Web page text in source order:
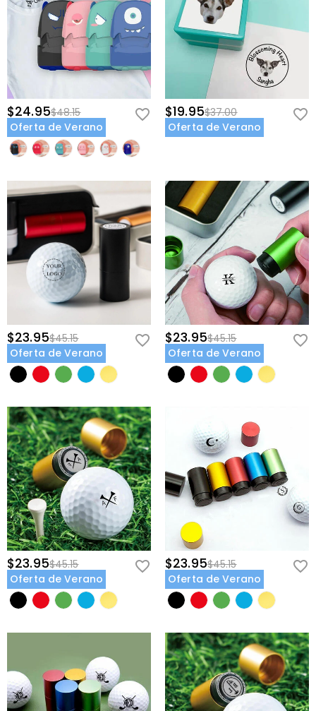
$24.95$48.15
Oferta de Verano
$19.95$37.00
Oferta de Verano
$23.95$45.15
Oferta de Verano
$23.95$45.15
Oferta de Verano
$23.95$45.15
Oferta de Verano
$23.95$45.15
Oferta de Verano